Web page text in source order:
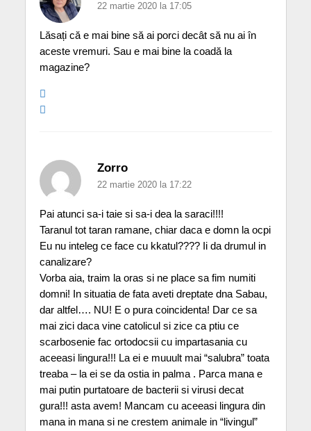
22 martie 2020 la 17:05
Lăsați că e mai bine să ai porci decât să nu ai în
aceste vremuri. Sau e mai bine la coadă la
magazine?
Zorro
22 martie 2020 la 17:22
Pai atunci sa-i taie si sa-i dea la saraci!!!!
Taranul tot taran ramane, chiar daca e domn la ocpi
Eu nu inteleg ce face cu kkatul???? Ii da drumul in
canalizare?
Vorba aia, traim la oras si ne place sa fim numiti
domni! In situatia de fata aveti dreptate dna Sabau,
dar altfel…. NU! E o pura coincidenta! Dar ce sa
mai zici daca vine catolicul si zice ca ptiu ce
scarbosenie fac ortodocsii cu impartasania cu
aceeasi lingura!!! La ei e muuult mai “salubra” toata
treaba – la ei se da ostia in palma . Parca mana e
mai putin purtatoare de bacterii si virusi decat
gura!!! asta avem! Mancam cu aceeasi lingura din
mana in mana si ne crestem animale in “livingul”